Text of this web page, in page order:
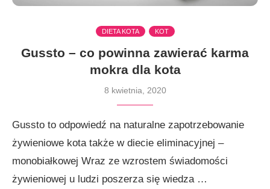
DIETA KOTA KOT
Gussto – co powinna zawierać karma
mokra dla kota
8 kwietnia, 2020
Gussto to odpowiedź na naturalne zapotrzebowanie
żywieniowe kota także w diecie eliminacyjnej –
monobiałkowej Wraz ze wzrostem świadomości
żywieniowej u ludzi poszerza się wiedza …